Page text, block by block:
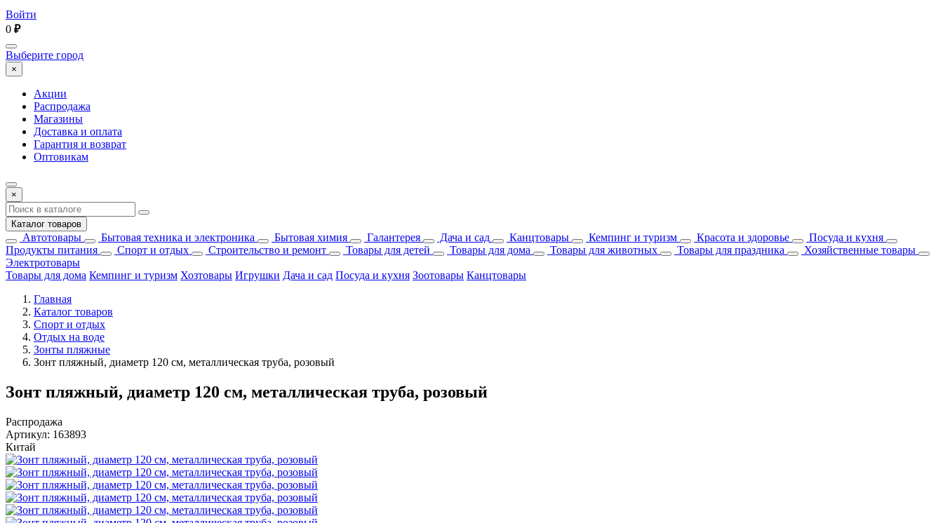
Войти
0 ₽
Выберите город
×
Акции
Распродажа
Магазины
Доставка и оплата
Гарантия и возврат
Оптовикам
×
Каталог товаров
Автотовары Бытовая техника и электроника Бытовая химия Галантерея Дача и сад Канцтовары Кемпинг и туризм Красота и здоровье
Посуда и кухня
Продукты питания
Спорт и отдых Строительство и ремонт Товары для детей Товары для дома Товары для животных Товары для праздника
Хозяйственные товары
Электротовары
Товары для дома Кемпинг и туризм Хозтовары Игрушки Дача и сад Посуда и кухня Зоотовары Канцтовары
Главная
Каталог товаров
Спорт и отдых
Отдых на воде
Зонты пляжные
Зонт пляжный, диаметр 120 см, металлическая труба, розовый
Зонт пляжный, диаметр 120 см, металлическая труба, розовый
Распродажа
Артикул: 163893
Китай